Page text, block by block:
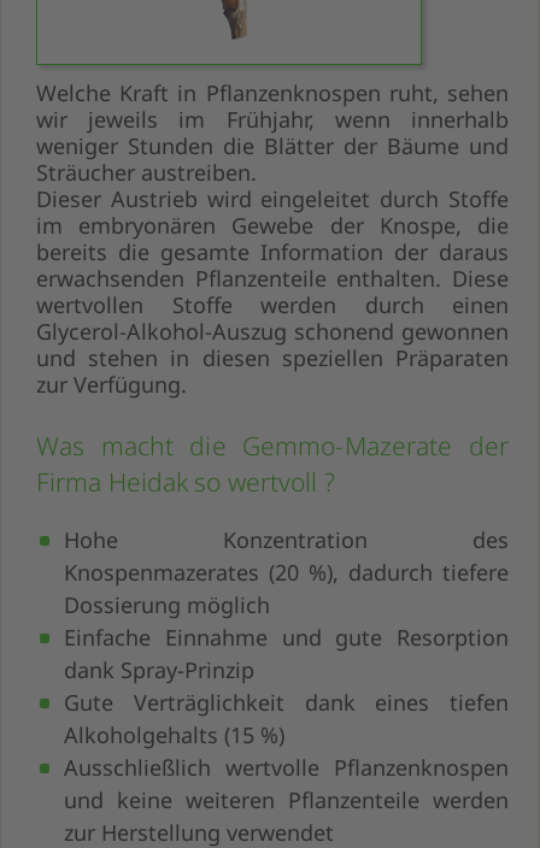
Welche Kraft in Pflanzenknospen ruht, sehen
wir jeweils im Frühjahr, wenn innerhalb
weniger Stunden die Blätter der Bäume und
Sträucher austreiben.
Dieser Austrieb wird eingeleitet durch Stoffe
im embryonären Gewebe der Knospe, die
bereits die gesamte Information der daraus
erwachsenden Pflanzenteile enthalten. Diese
wertvollen Stoffe werden durch einen
Glycerol-Alkohol-Auszug schonend gewonnen
und stehen in diesen speziellen Präparaten
zur Verfügung.
Was macht die Gemmo-Mazerate der
Firma Heidak so wertvoll ?
Hohe Konzentration des
Knospenmazerates (20 %), dadurch tiefere
Dossierung möglich
Einfache Einnahme und gute Resorption
dank Spray-Prinzip
Gute Verträglichkeit dank eines tiefen
Alkoholgehalts (15 %)
Ausschließlich wertvolle Pflanzenknospen
und keine weiteren Pflanzenteile werden
zur Herstellung verwendet